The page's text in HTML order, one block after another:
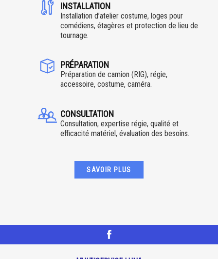
INSTALLATION
Installation d’atelier costume, loges pour
comédiens, étagères et protection de lieu de
tournage.
PRÉPARATION
Préparation de camion (RIG), régie,
accessoire, costume, caméra.
CONSULTATION
Consultation, expertise régie, qualité et
efficacité matériel, évaluation des besoins.
SAVOIR PLUS